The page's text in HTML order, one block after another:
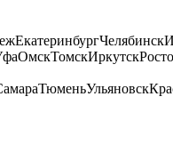
ЕкатеринбургЧелябинск
ОмскТомскИркутск
ТюменьУльяновск